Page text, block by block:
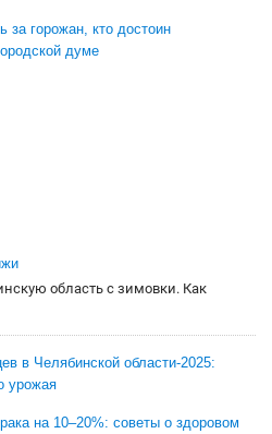
за горожан, кто достоин
думе
область с зимовки. Как
в Челябинской области-2025:
урожая
на 10–20%: советы о здоровом